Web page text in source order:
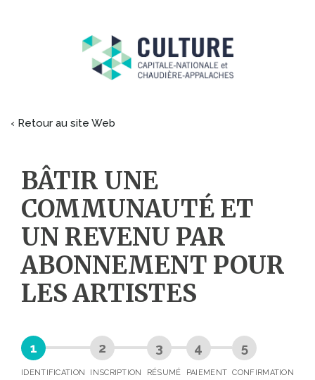
‹ Retour au site Web
BÂTIR UNE
COMMUNAUTÉ ET
UN REVENU PAR
ABONNEMENT POUR
LES ARTISTES
IDENTIFICATION INSCRIPTION RÉSUMÉ PAIEMENT CONFIRMATION